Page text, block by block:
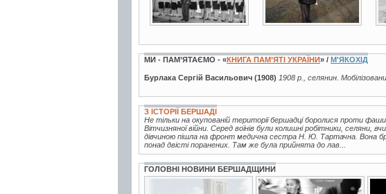
МИ - ПАМ’ЯТАЄМО - «КНИГА ПАМ’ЯТІ УКРАЇНИ» / М'ЯКОХІД
Бурлака Сергій Васильович (1908) 1908 р., селянин.
З ІСТОРІЇ БЕРШАДІ
Не тільки на окупованій території бершадці боролися проти
Вітчизняної війни. Серед воїнів були колишні робітники, селяни,
дівчиною пішла на фронт медична сестра Н. Ю. Тартачна. Вона
понад двісті поранених. Там же була прийнята до лав...
ГОЛОВНІ НОВИНИ БЕРШАДЩИНИ